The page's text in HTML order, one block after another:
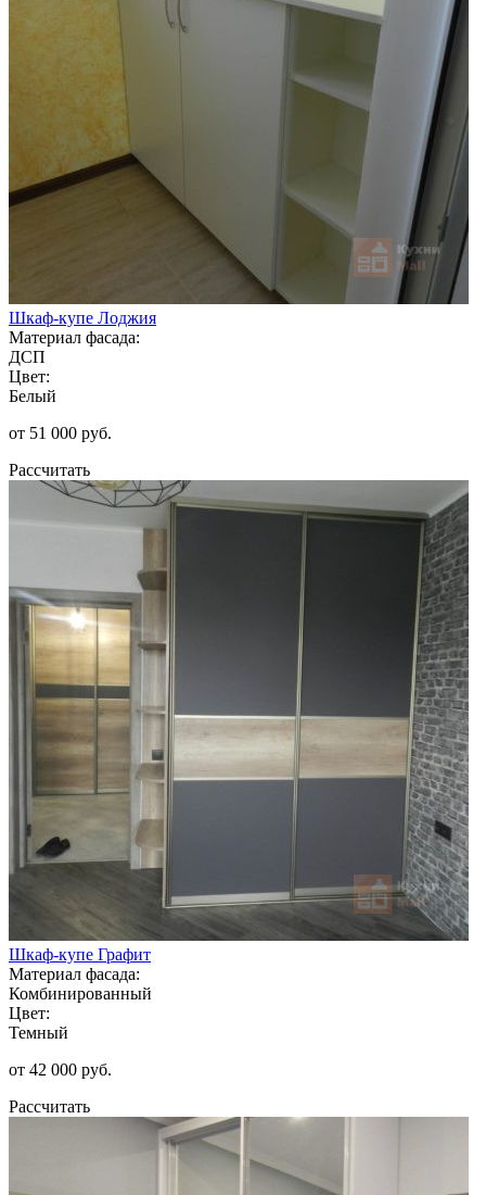
Шкаф-купе Лоджия
Материал фасада:
ДСП
Цвет:
Белый
от 51 000 руб.
Рассчитать
Шкаф-купе Графит
Материал фасада:
Комбинированный
Цвет:
Темный
от 42 000 руб.
Рассчитать